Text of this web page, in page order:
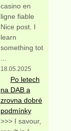
casino en
ligne fiable
Nice post. I
learn
something tot
18.05.2025
Po letech
na DAB a
zrovna dobré
podmínky
>>> I savour,